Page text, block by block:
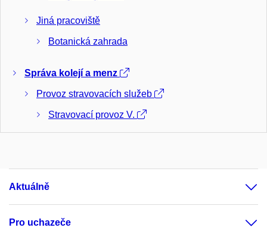
Jiná pracoviště
Botanická zahrada
Správa kolejí a menz
Provoz stravovacích služeb
Stravovací provoz V.
Menza PřF
Aktuálně
Pro uchazeče